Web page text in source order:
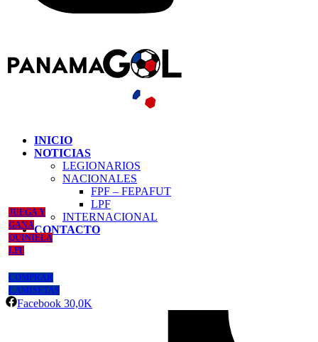
INICIO
NOTICIAS
LEGIONARIOS
NACIONALES
FPF – FEPAFUT
LPF
INTERNACIONAL
CONTACTO
JUEGA Y
GANA
QUINIELA
LPF
COMPRAR
CAMISETAS
Facebook 30,0K